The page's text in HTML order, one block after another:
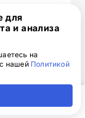
по
и
4
и
для
и анализа
на
нашей Политикой